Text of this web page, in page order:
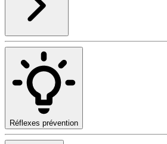
Réflexes prévention